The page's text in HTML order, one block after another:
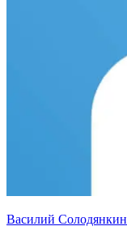
Василий Солодянкин